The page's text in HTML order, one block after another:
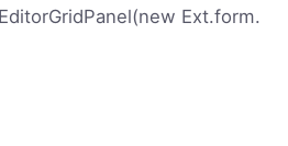
Ext.form.